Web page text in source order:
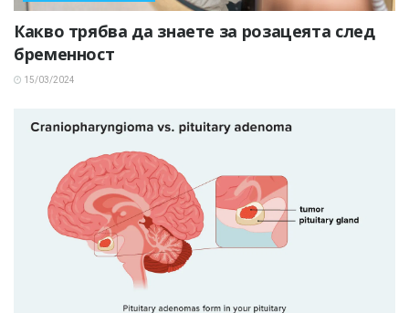
Какво трябва да знаете за розацеята след
бременност
15/03/2024